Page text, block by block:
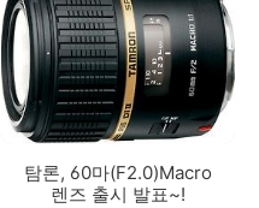
탐론, 60마(F2.0)Macro
렌즈 출시 발표~!